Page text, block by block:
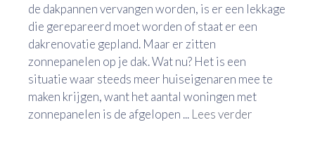
de dakpannen vervangen worden, is er een lekkage
die gerepareerd moet worden of staat er een
dakrenovatie gepland. Maar er zitten
zonnepanelen op je dak. Wat nu? Het is een
situatie waar steeds meer huiseigenaren mee te
maken krijgen, want het aantal woningen met
zonnepanelen is de afgelopen ... Lees verder